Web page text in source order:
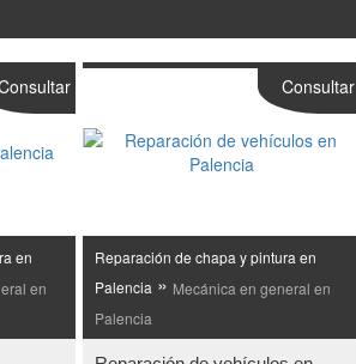
en
en
Reparación de chapa y pintura en
Palencia » Mecánica en general en
Palencia
Consultar